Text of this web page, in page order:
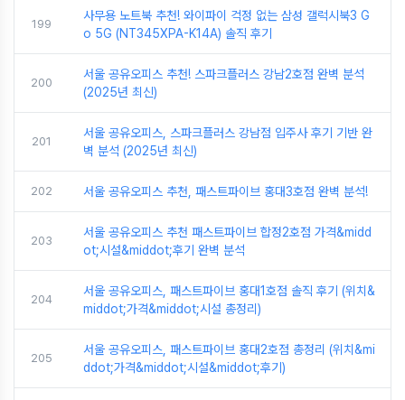
199
사무용 노트북 추천! 와이파이 걱정 없는 삼성 갤럭시북3 G
o 5G (NT345XPA-K14A) 솔직 후기
200
서울 공유오피스 추천! 스파크플러스 강남2호점 완벽 분석
(2025년 최신)
201
서울 공유오피스, 스파크플러스 강남점 입주사 후기 기반 완
벽 분석 (2025년 최신)
202 서울 공유오피스 추천, 패스트파이브 홍대3호점 완벽 분석!
203
서울 공유오피스 추천 패스트파이브 합정2호점 가격&midd
ot;시설&middot;후기 완벽 분석
204
서울 공유오피스, 패스트파이브 홍대1호점 솔직 후기 (위치&
middot;가격&middot;시설 총정리)
205
서울 공유오피스, 패스트파이브 홍대2호점 총정리 (위치&mi
ddot;가격&middot;시설&middot;후기)